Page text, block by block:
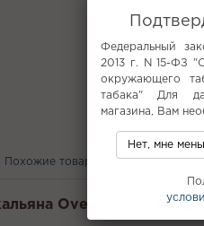
Похожие товары С этим
Overdose -
Федеральный
2013 г. N 15-ФЗ
окружающего
табака" Для
магазина, Вам
Нет, мне